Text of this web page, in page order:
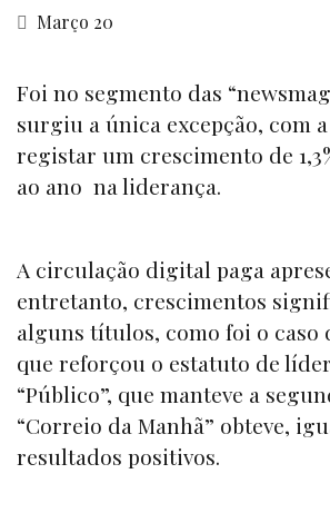
Março 20
Foi no segmento das “
surgiu a única excepção, com a
registar um crescimento de
ao ano na liderança.
A circulação digital paga
entretanto, crescimentos
alguns títulos, como foi o caso
que reforçou o estatuto de
“Público”, que manteve a
“Correio da Manhã” obteve,
resultados positivos.